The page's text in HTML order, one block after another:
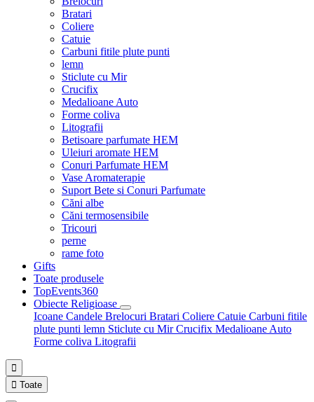
Bratari
Coliere
Catuie
Carbuni fitile plute punti
lemn
Sticlute cu Mir
Crucifix
Medalioane Auto
Forme coliva
Litografii
Betisoare parfumate HEM
Uleiuri aromate HEM
Conuri Parfumate HEM
Vase Aromaterapie
Suport Bete si Conuri Parfumate
Căni albe
Căni termosensibile
Tricouri
perne
rame foto
Gifts
Toate produsele
TopEvents360
Obiecte Religioase
Icoane Candele Brelocuri Bratari Coliere Catuie Carbuni fitile
plute punti lemn Sticlute cu MirCrucifix Medalioane Auto
Forme coliva Litografii

 Toate